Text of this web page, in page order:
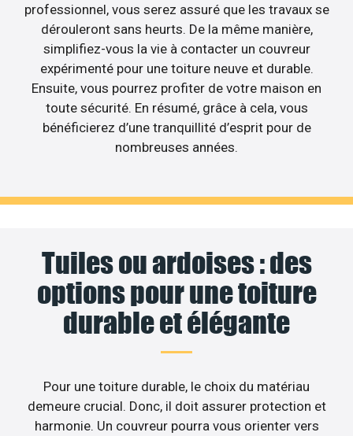
professionnel, vous serez assuré que les travaux se
dérouleront sans heurts. De la même manière,
simplifiez-vous la vie à contacter un couvreur
expérimenté pour une toiture neuve et durable.
Ensuite, vous pourrez profiter de votre maison en
toute sécurité. En résumé, grâce à cela, vous
bénéficierez d’une tranquillité d’esprit pour de
nombreuses années.
Tuiles ou ardoises : des
options pour une toiture
durable et élégante
Pour une toiture durable, le choix du matériau
demeure crucial. Donc, il doit assurer protection et
harmonie. Un couvreur pourra vous orienter vers